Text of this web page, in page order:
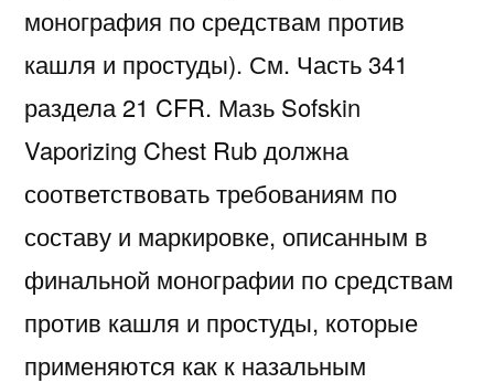
монография по средствам против
кашля и простуды). См. Часть 341
раздела 21 CFR. Мазь Sofskin
Vaporizing Chest Rub должна
соответствовать требованиям по
составу и маркировке, описанным в
финальной монографии по средствам
против кашля и простуды, которые
применяются как к назальным